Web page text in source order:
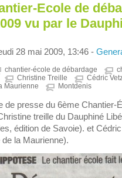
Ecole de
vu par le
28 mai 2009, 13:46 -
chantier-école de débardage
Christine Treille
Cédric
Maurienne Montdenis
de presse du 6ème Chantier-
treille du Dauphiné
édition de Savoie). et
la Maurienne).